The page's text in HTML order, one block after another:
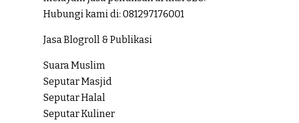
Hubungi kami di: 081297176001
Jasa Blogroll & Publikasi
Suara Muslim
Seputar Masjid
Seputar Halal
Seputar Kuliner